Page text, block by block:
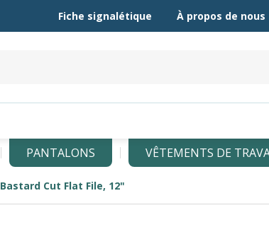
Fiche signalétique À propos de nous
PANTALONS VÊTEMENTS DE
Bastard Cut Flat File, 12"